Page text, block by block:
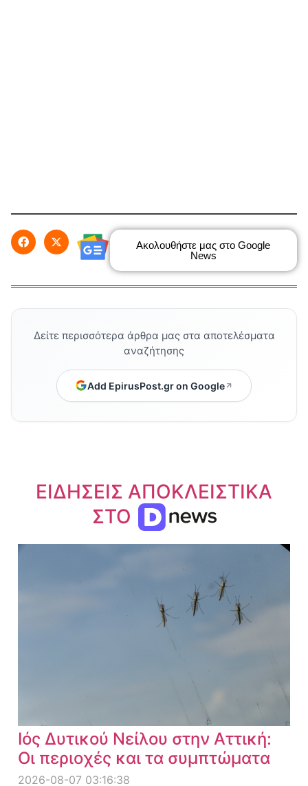
Ακολουθήστε μας στο Google
News
Δείτε περισσότερα άρθρα μας στα αποτελέσματα
αναζήτησης
Add EpirusPost.gr on Google
ΕΙΔΗΣΕΙΣ ΑΠΟΚΛΕΙΣΤΙΚΑ
ΣΤΟ
Ιός Δυτικού Νείλου στην Αττική:
Οι περιοχές και τα συμπτώματα
2026-08-07 03:16:38